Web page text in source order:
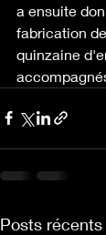
a ensuite
fabrication
quinzaine
Posts récents